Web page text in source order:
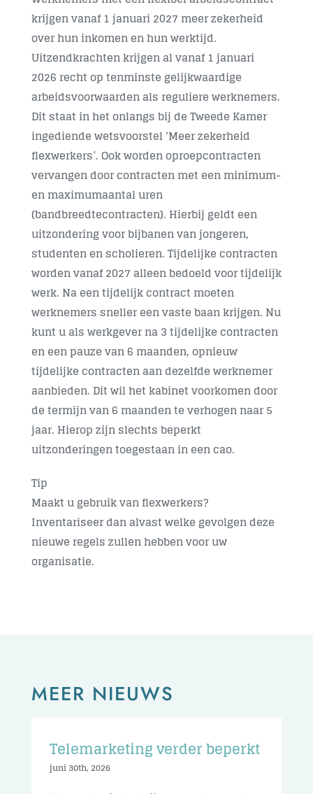
Contact
krijgen vanaf 1 januari 2027 meer zekerheid
over hun inkomen en hun werktijd.
Uitzendkrachten krijgen al vanaf 1 januari
2026 recht op tenminste gelijkwaardige
arbeidsvoorwaarden als reguliere werknemers.
Dit staat in het onlangs bij de Tweede Kamer
ingediende wetsvoorstel ‘Meer zekerheid
flexwerkers’. Ook worden oproepcontracten
vervangen door contracten met een minimum-
en maximumaantal uren
(bandbreedtecontracten). Hierbij geldt een
uitzondering voor bijbanen van jongeren,
studenten en scholieren. Tijdelijke contracten
worden vanaf 2027 alleen bedoeld voor tijdelijk
werk. Na een tijdelijk contract moeten
werknemers sneller een vaste baan krijgen. Nu
kunt u als werkgever na 3 tijdelijke contracten
en een pauze van 6 maanden, opnieuw
tijdelijke contracten aan dezelfde werknemer
aanbieden. Dit wil het kabinet voorkomen door
de termijn van 6 maanden te verhogen naar 5
jaar. Hierop zijn slechts beperkt
uitzonderingen toegestaan in een cao.
Tip
Maakt u gebruik van flexwerkers?
Inventariseer dan alvast welke gevolgen deze
nieuwe regels zullen hebben voor uw
organisatie.
MEER NIEUWS
Telemarketing verder beperkt
juni 30th, 2026